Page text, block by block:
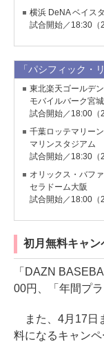
横浜 DeNA ベイス
試合開始／18:30（
「パシフィック・
東北楽天ゴールデ
モバイルバーク宮城
試合開始／18:00（
千葉ロッテマリー
マリンスタジアム
試合開始／18:30（
オリックス・バフ
セラドーム大阪
試合開始／18:00（
初月無料キャン
「DAZN
00円、「年間プ
また、4月17日
料になるキャンペ